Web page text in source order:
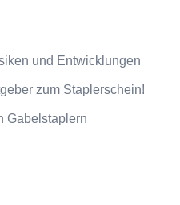
und Entwicklungen
zum Staplerschein!
Gabelstaplern